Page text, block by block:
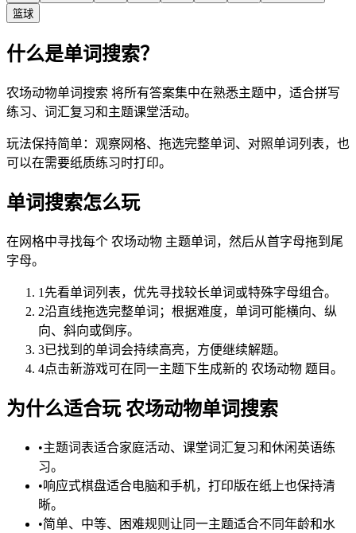
篮球
什么是单词搜索？
农场动物单词搜索 将所有答案集中在熟悉主题中，适合拼写
练习、词汇复习和主题课堂活动。
玩法保持简单：观察网格、拖选完整单词、对照单词列表，也
可以在需要纸质练习时打印。
单词搜索怎么玩
在网格中寻找每个 农场动物 主题单词，然后从首字母拖到尾
字母。
1 先看单词列表，优先寻找较长单词或特殊字母组合。
2沿直线拖选完整单词；根据难度，单词可能横向、纵
向、斜向或倒序。
3已找到的单词会持续高亮，方便继续解题。
4点击新游戏可在同一主题下生成新的 农场动物 题目。
为什么适合玩 农场动物单词搜索
•主题词表适合家庭活动、课堂词汇复习和休闲英语练
习。
•响应式棋盘适合电脑和手机，打印版在纸上也保持清
晰。
•简单、中等、困难规则让同一主题适合不同年龄和水